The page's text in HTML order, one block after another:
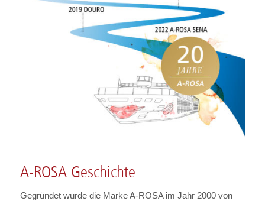
A-ROSA Geschichte
Gegründet wurde die Marke A-ROSA im Jahr 2000 von